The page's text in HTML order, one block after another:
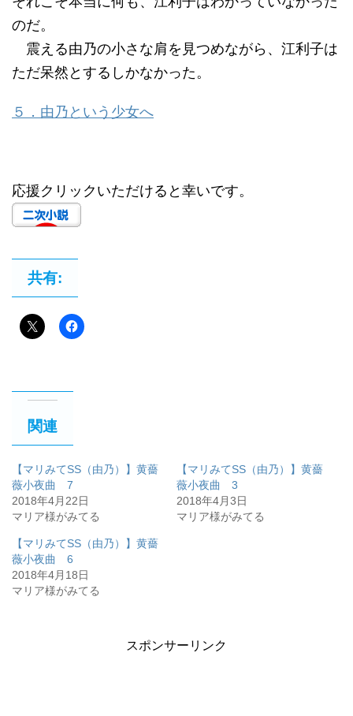
のだ。
震える由乃の小さな肩を見つめながら、江利子は
ただ呆然とするしかなかった。
５．由乃という少女へ
応援クリックいただけると幸いです。
共有:
関連
【マリみてSS（由乃）】黄薔
薇小夜曲 7
2018年4月22日
マリア様がみてる
【マリみてSS（由乃）】黄薔
薇小夜曲 3
2018年4月3日
マリア様がみてる
【マリみてSS（由乃）】黄薔
薇小夜曲 6
2018年4月18日
マリア様がみてる
スポンサーリンク